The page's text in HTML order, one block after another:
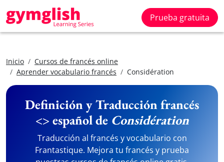
Prueba gratuita
Inicio
Cursos de francés online
Aprender vocabulario francés
Considération
Definición y Traducción francés
<> español de Considération
Traducción al francés y vocabulario con
Frantastique. Mejora tu francés y prueba